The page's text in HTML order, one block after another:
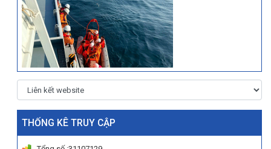
THỐNG KÊ TRUY CẬP